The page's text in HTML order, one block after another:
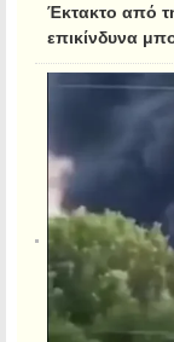
Έκτακτο από
επικίνδυνα